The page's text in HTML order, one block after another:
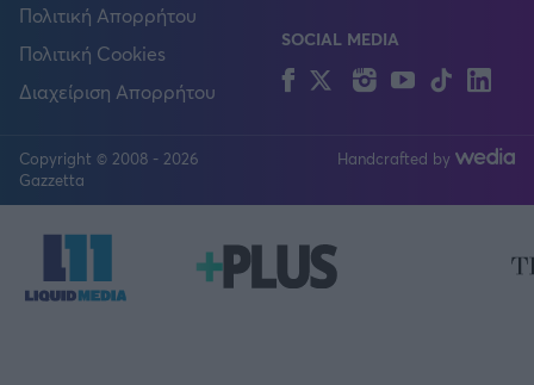
Πολιτική Απορρήτου
Πολιτική Cookies
Διαχείριση Απορρήτου
SOCIAL MEDIA
FacebookTwitterInstagram
YouTubeTikTok
Copyright © 2008 - 2026
Gazzetta
Handcrafted by